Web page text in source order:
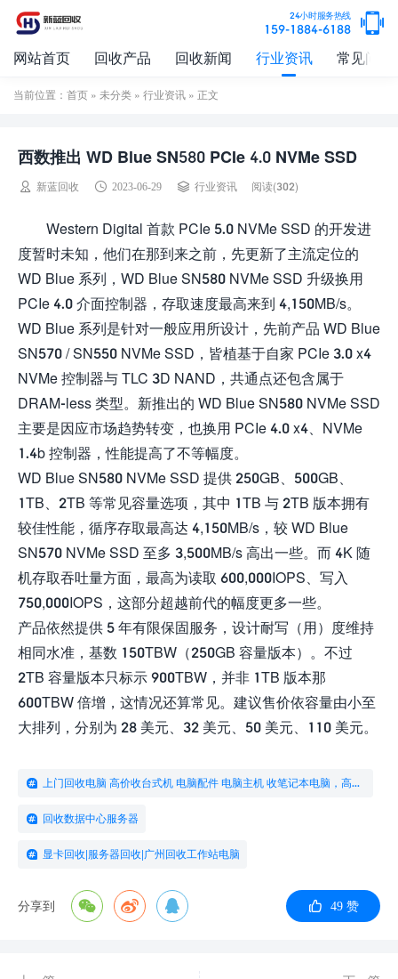
24小时服务热线
159-1884-6188
网站首页 回收产品 回收新闻 行业资讯 常见问题
当前位置： 首页 » 未分类 » 行业资讯 » 正文
西数推出 WD Blue SN580 PCIe 4.0 NVMe SSD
新蓝回收 2023-06-29 行业资讯 阅读(302)
Western Digital 首款 PCIe 5.0 NVMe SSD 的开发进
度暂时未知，他们在那到来之前，先更新了主流定位的
WD Blue 系列，WD Blue SN580 NVMe SSD 升级换用
PCIe 4.0 介面控制器，存取速度最高来到 4,150MB/s。
WD Blue 系列是针对一般应用所设计，先前产品 WD Blue
SN570 / SN550 NVMe SSD，皆植基于自家 PCIe 3.0 x4
NVMe 控制器与 TLC 3D NAND，共通点还包含属于
DRAM-less 类型。新推出的 WD Blue SN580 NVMe SSD
主要是因应市场趋势转变，也换用 PCIe 4.0 x4、NVMe
1.4b 控制器，性能提高了不等幅度。
WD Blue SN580 NVMe SSD 提供 250GB、500GB、
1TB、2TB 等常见容量选项，其中 1TB 与 2TB 版本拥有
较佳性能，循序存取最高达 4,150MB/s，较 WD Blue
SN570 NVMe SSD 至多 3,500MB/s 高出一些。而 4K 随
机存取吞吐量方面，最高为读取 600,000IOPS、写入
750,000IOPS，这部分超越前代的幅度更多一些。
产品依然提供 5 年有限保固服务，设计耐写（用）度维持
相同水准，基数 150TBW（250GB 容量版本）。不过
2TB 容量版本只标示 900TBW，并非 1TB 版本那
600TBW 倍增，这情况还算常见。建议售价依容量由小至
大排列，分别为 28 美元、32 美元、50 美元、110 美元。
上门回收电脑 高价收台式机 电脑配件 电脑主机 收笔记本电脑，高配电脑回收
回收数据中心服务器
显卡回收|服务器回收|广州回收工作站电脑
分享到 49 赞